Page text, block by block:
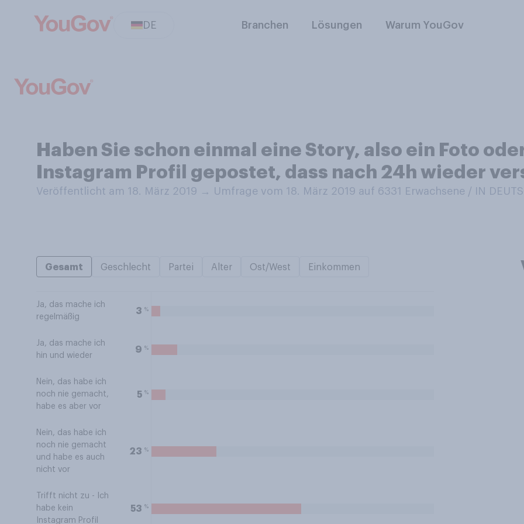
DE Branchen Lösungen Warum YouGov
Haben Sie schon einmal eine Story, also ein Foto
Instagram Profil gepostet, dass nach 24h wieder
Veröffentlicht am 18. März 2019 → Umfrage vom 18. März 2019 auf 6331 Erwachsene / IN
Gesamt Geschlecht Partei Alter Ost/West Einkommen
Ja, das mache ich
regelmäßig
3 %
Ja, das mache ich
hin und wieder
9 %
Nein, das habe ich
noch nie gemacht,
habe es aber vor
5 %
Nein, das habe ich
noch nie gemacht
und habe es auch
nicht vor
23 %
Trifft nicht zu - Ich
habe kein
Instagram Profil
53 %